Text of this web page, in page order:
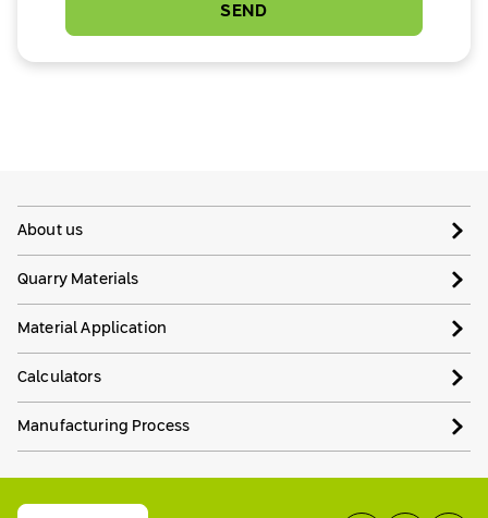
SEND
About us
Quarry Materials
Material Application
Calculators
Manufacturing Process